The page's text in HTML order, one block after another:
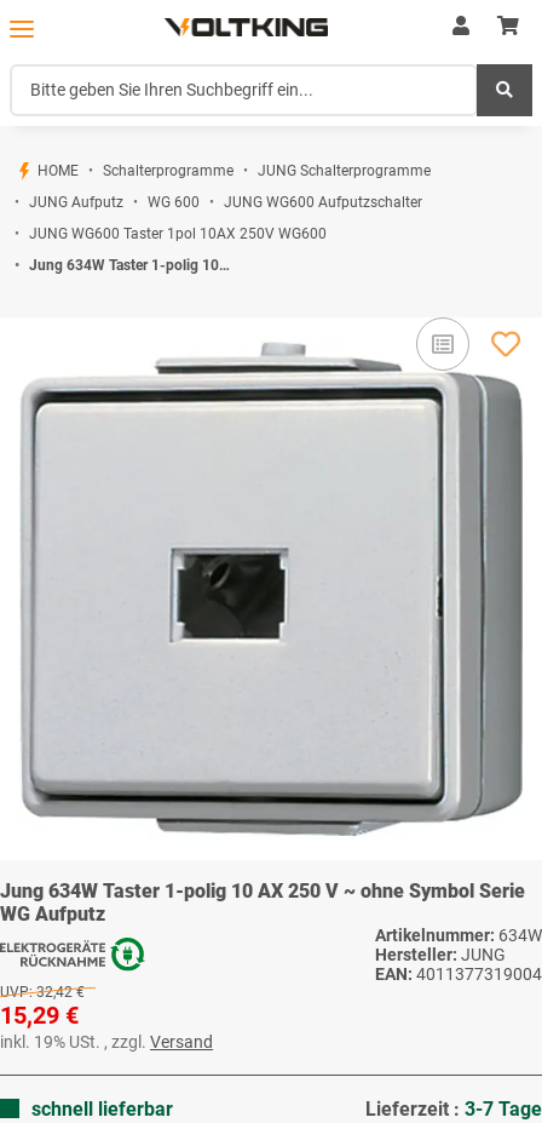
HOME Schalterprogramme
JUNG Schalterprogramme
JUNG Aufputz
WG 600
JUNG WG600 Aufputzschalter
JUNG WG600 Taster 1pol 10AX 250V WG600
Jung 634W Taster 1-polig 10 AX 250 V ~ ohne Symbol Serie WG Aufputz
Jung 634W Taster 1-polig 10 AX 250 V ~ ohne Symbol Serie
WG Aufputz
Artikelnummer: 634W
Hersteller: JUNG
EAN: 4011377319004
UVP: 32,42 €
15,29 €
inkl. 19% USt. , zzgl. Versand
schnell lieferbar Lieferzeit : 3-7 Tage